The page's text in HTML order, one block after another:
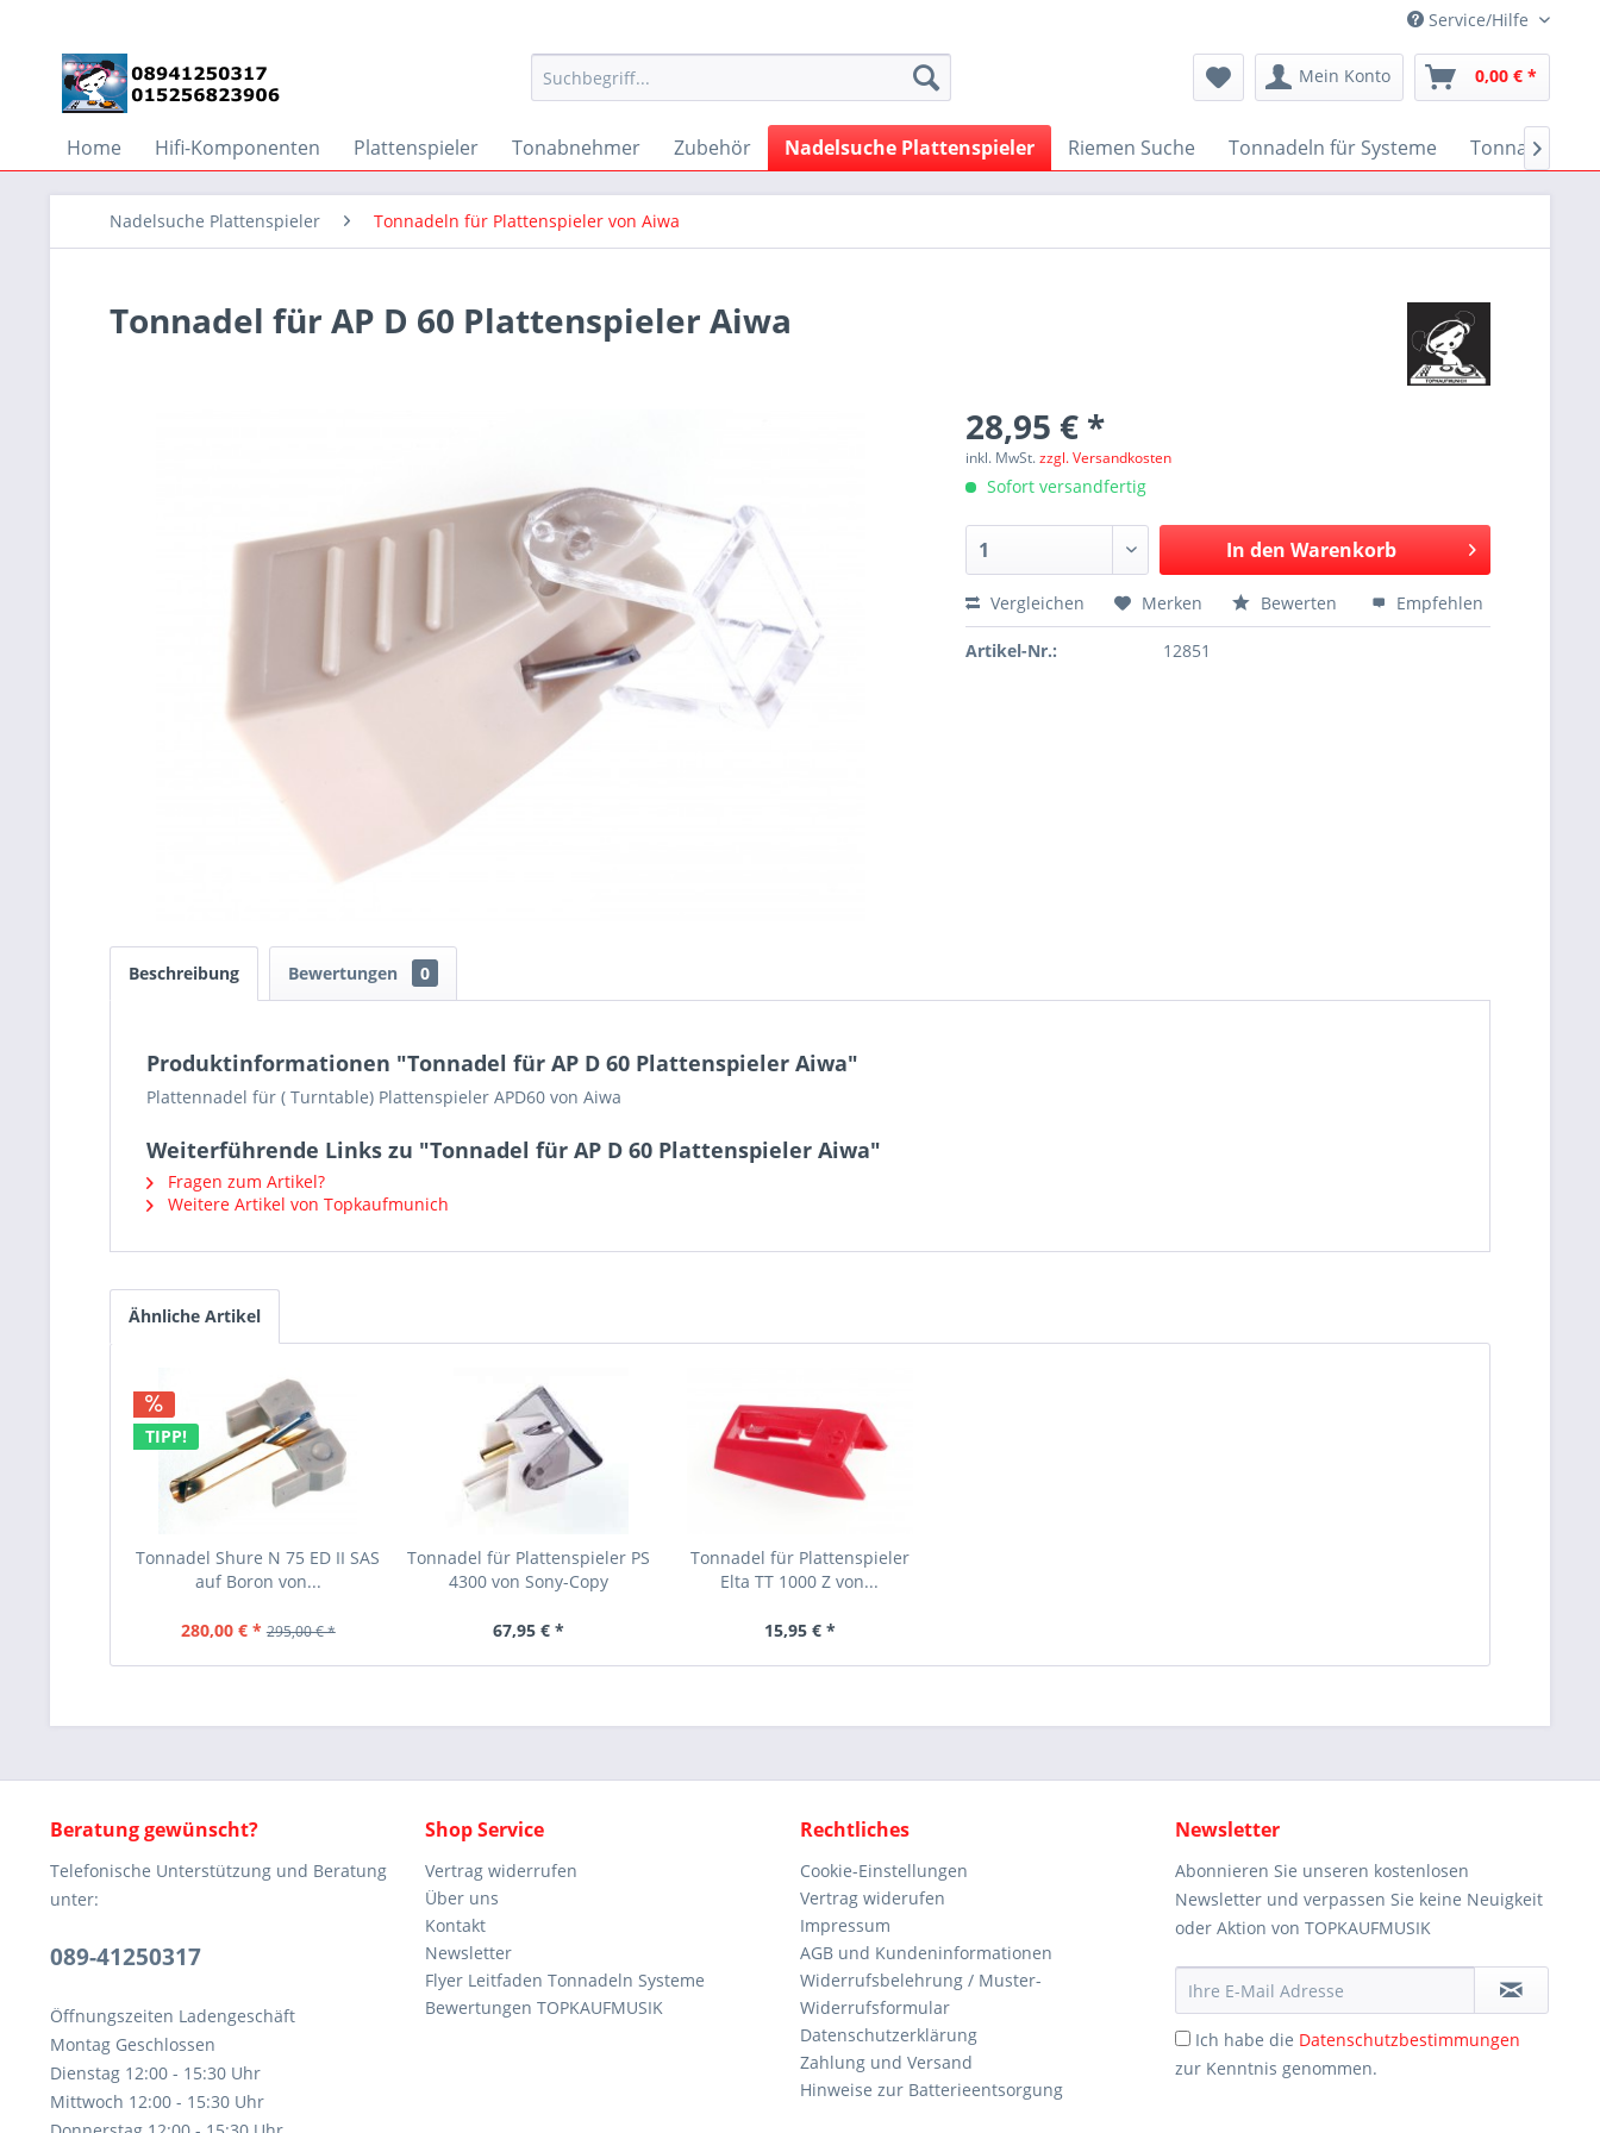
Service/Hilfe
Mein Konto 0,00 € *
Home Hifi-Komponenten Plattenspieler Tonabnehmer Zubehör Nadelsuche Plattenspieler Riemen Suche Tonnadeln für Systeme Tonnadeln

Nadelsuche Plattenspieler Tonnadeln für Plattenspieler von Aiwa
Tonnadel für AP D 60 Plattenspieler Aiwa
28,95 € *
inkl. MwSt.zzgl. Versandkosten
Sofort versandfertig
In den Warenkorb
Vergleichen Merken Bewerten Empfehlen
Artikel-Nr.: 12851
Beschreibung Bewertungen 0
Produktinformationen "Tonnadel für AP D 60 Plattenspieler Aiwa"
Plattennadel für ( Turntable) Plattenspieler APD60 von Aiwa
Weiterführende Links zu "Tonnadel für AP D 60 Plattenspieler Aiwa"
Fragen zum Artikel?
Weitere Artikel von Topkaufmunich
Ähnliche Artikel
TIPP!
Tonnadel Shure N 75 ED II SAS
auf Boron von...
280,00 € * 295,00 € *
Tonnadel für Plattenspieler PS
4300 von Sony-Copy
67,95 € *
Tonnadel für Plattenspieler
Elta TT 1000 Z von...
15,95 € *
Beratung gewünscht?
Telefonische Unterstützung und Beratung
unter:
089-41250317
Öffnungszeiten Ladengeschäft
Montag Geschlossen
Dienstag 12:00 - 15:30 Uhr
Mittwoch 12:00 - 15:30 Uhr
Shop Service
Vertrag widerrufen
Über uns
Kontakt
Newsletter
Flyer Leitfaden Tonnadeln Systeme
Bewertungen TOPKAUFMUSIK
Rechtliches
Cookie-Einstellungen
Vertrag widerufen
Impressum
AGB und Kundeninformationen
Widerrufsbelehrung / Muster-
Widerrufsformular
Datenschutzerklärung
Zahlung und Versand
Hinweise zur Batterieentsorgung
Newsletter
Abonnieren Sie unseren kostenlosen
Newsletter und verpassen Sie keine Neuigkeit
oder Aktion von TOPKAUFMUSIK
Ich habe die Datenschutzbestimmungen
zur Kenntnis genommen.